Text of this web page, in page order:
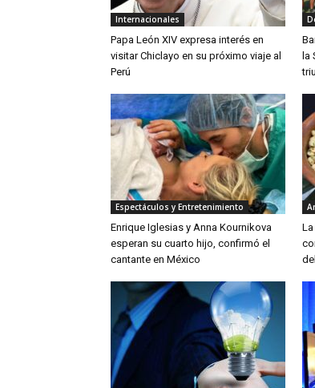
Internacionales
Papa León XIV expresa interés en
visitar Chiclayo en su próximo viaje al
Perú
la
Espectáculos y Entretenimiento
Enrique Iglesias y Anna Kournikova
esperan su cuarto hijo, confirmó el
cantante en México